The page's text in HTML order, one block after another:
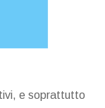
e soprattutto